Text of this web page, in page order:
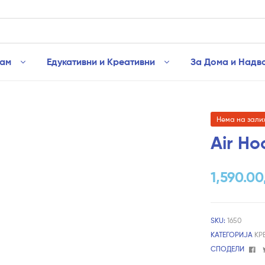
Едукативни и Креативни За Дома и
Нема на
Air
1,590.00
SKU:1650
КАТЕГОРИЈА
СПОДЕЛИ